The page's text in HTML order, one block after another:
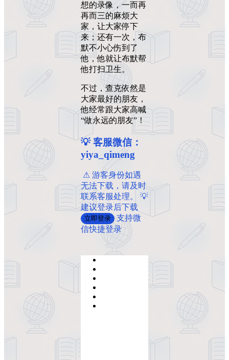
想的录像，一而再
再而三的麻烦大
家，让大家停下
来；还有一次，布
默不小心伤到了
他，他就让布默帮
他打扫卫生。
不过，查克依然是
大家最好的朋友，
他经常跟大家高喊
“做永远的朋友”！
💡 客服微信：
yiya_qimeng
️ ️⚠ 游客身份如遇
无法下载，请及时
联系客服处理。 💡
建议登录后下载
立即登录
支持微
信快捷登录